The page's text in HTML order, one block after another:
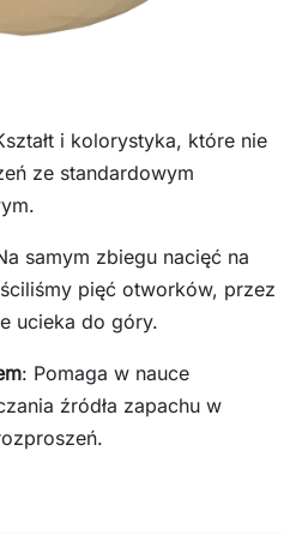
i kolorystyka, które nie
ze standardowym
samym zbiegu nacięć na
pięć otworków, przez
ucieka do góry.
: Pomaga w nauce
źródła zapachu w